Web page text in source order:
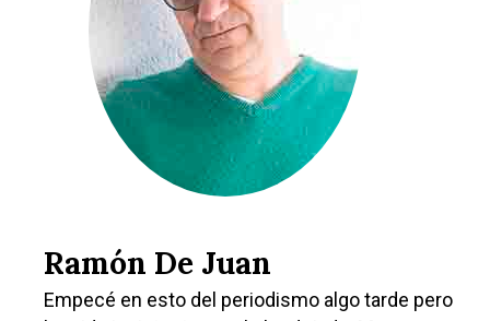
Ramón De Juan
Empecé en esto del periodismo algo tarde pero
Castilla-La
Toledo
Ciudad Real
Talavera
Sanidad
Economía
Deportes